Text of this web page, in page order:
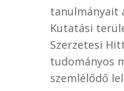
tanulmányait
Kutatási
Szerzetesi
tudományos
szemlélődő